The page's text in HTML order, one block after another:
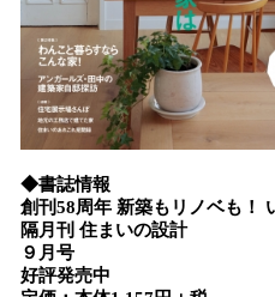
◆書誌情報
創刊58周年 新築もリノベも！
隔月刊 住まいの設計
９月号
好評発売中